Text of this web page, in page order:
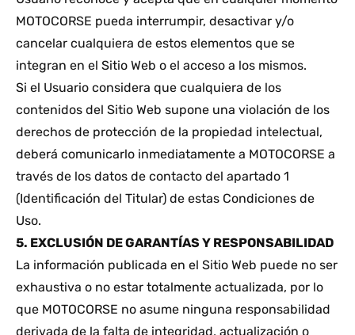
MOTOCORSE pueda interrumpir, desactivar y/o
cancelar cualquiera de estos elementos que se
integran en el Sitio Web o el acceso a los mismos.
Si el Usuario considera que cualquiera de los
contenidos del Sitio Web supone una violación de los
derechos de protección de la propiedad intelectual,
deberá comunicarlo inmediatamente a MOTOCORSE a
través de los datos de contacto del apartado 1
(Identificación del Titular) de estas Condiciones de
Uso.
5. EXCLUSIÓN DE GARANTÍAS Y RESPONSABILIDAD
La información publicada en el Sitio Web puede no ser
exhaustiva o no estar totalmente actualizada, por lo
que MOTOCORSE no asume ninguna responsabilidad
derivada de la falta de integridad, actualización o